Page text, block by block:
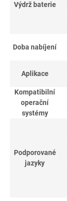
Výdrž baterie
Doba nabíjení
Aplikace
Kompatibilní
operační
systémy
Podporované
jazyky